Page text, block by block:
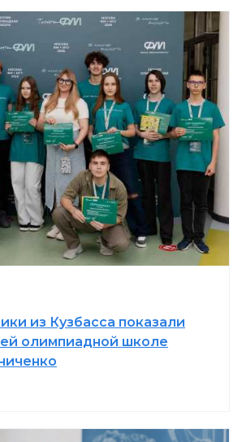
из Кузбасса показали
олимпиадной школе